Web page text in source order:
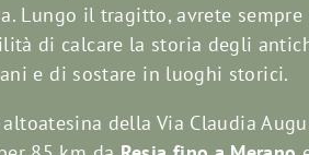
Lungo il tragitto, avrete sempre
di calcare la storia degli
e di sostare in luoghi storici.
della Via Claudia